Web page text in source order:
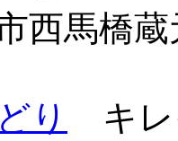
西馬橋蔵
り
キレ